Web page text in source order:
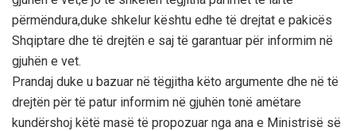
përmëndura,duke shkelur kështu edhe të drejtat e pakicës
Shqiptare dhe të drejtën e saj të garantuar për informim në
gjuhën e vet.
Prandaj duke u bazuar në tëgjitha këto argumente dhe në të
drejtën për të patur informim në gjuhën tonë amëtare
kundërshoj këtë masë të propozuar nga ana e Ministrisë së